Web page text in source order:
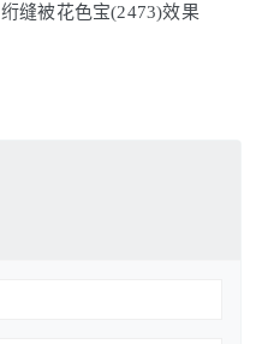
绗缝被花色宝(2473)效果